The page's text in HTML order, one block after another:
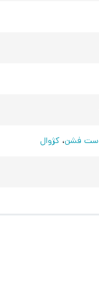
ست فشن، کژوال